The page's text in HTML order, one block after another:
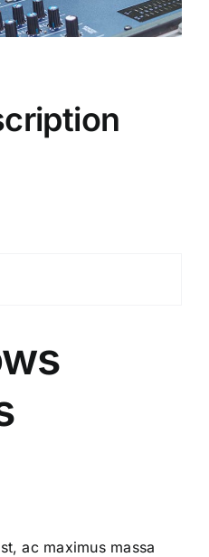
ac maximus massa